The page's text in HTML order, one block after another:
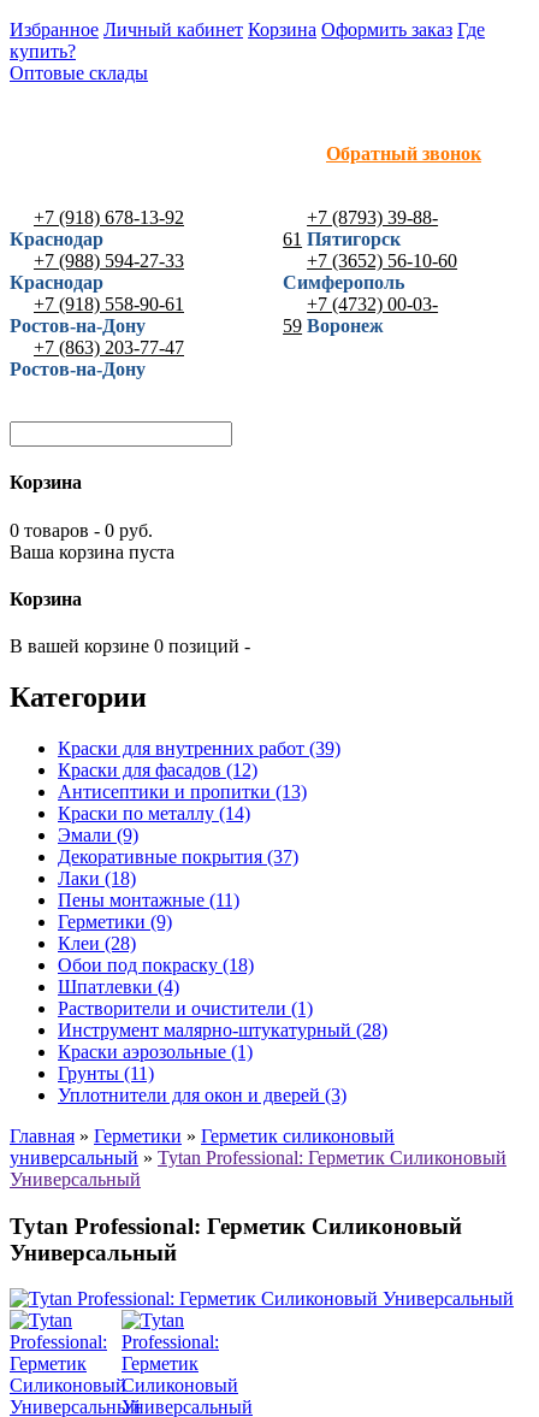
Избранное Личный кабинет Корзина Оформить заказ Где
купить?
Оптовые склады
Обратный звонок
+7 (918) 678-13-92
Краснодар
+7 (988) 594-27-33
Краснодар
+7 (918) 558-90-61
Ростов-на-Дону
+7 (863) 203-77-47
Ростов-на-Дону
+7 (8793) 39-88-
61 Пятигорск
+7 (3652) 56-10-60
Симферополь
+7 (4732) 00-03-
59 Воронеж
Корзина
0 товаров - 0 руб.
Ваша корзина пуста
Корзина
В вашей корзине 0 позиций -
Категории
Краски для внутренних работ (39)
Краски для фасадов (12)
Антисептики и пропитки (13)
Краски по металлу (14)
Эмали (9)
Декоративные покрытия (37)
Лаки (18)
Пены монтажные (11)
Герметики (9)
Клеи (28)
Обои под покраску (18)
Шпатлевки (4)
Растворители и очистители (1)
Инструмент малярно-штукатурный (28)
Краски аэрозольные (1)
Грунты (11)
Уплотнители для окон и дверей (3)
Главная » Герметики » Герметик силиконовый
универсальный » Tytan Professional: Герметик Силиконовый
Универсальный
Tytan Professional: Герметик Силиконовый
Универсальный